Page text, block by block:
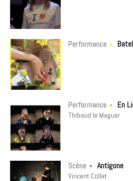
Performance
Performance En
Thibaud le Maguer
Scène Antigone
Vincent Collet